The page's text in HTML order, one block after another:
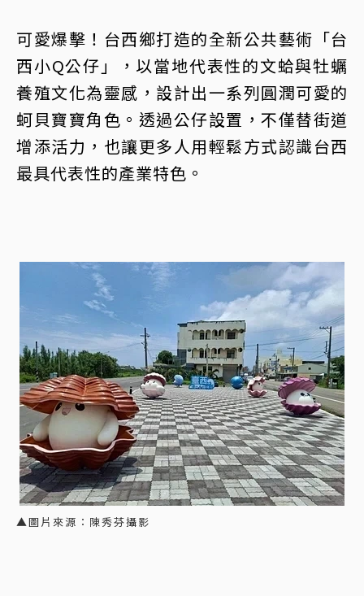
可愛爆擊！台西鄉打造的全新公共藝術「台
西小Q公仔」，以當地代表性的文蛤與牡蠣
養殖文化為靈感，設計出一系列圓潤可愛的
蚵貝寶寶角色。透過公仔設置，不僅替街道
增添活力，也讓更多人用輕鬆方式認識台西
最具代表性的產業特色。
▲圖片來源：陳秀芬攝影